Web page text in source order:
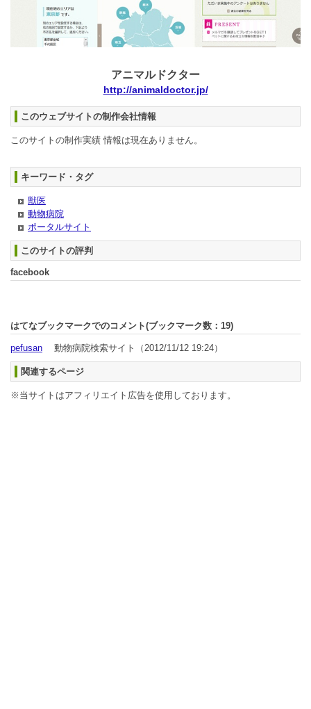
アニマルドクター
http://animaldoctor.jp/
このウェブサイトの制作会社情報
このサイトの制作実績 情報は現在ありません。
キーワード・タグ
獣医
動物病院
ポータルサイト
このサイトの評判
facebook
はてなブックマークでのコメント(ブックマーク数： 19)
pefusan 動物病院検索サイト （2012/11/12 19:24）
関連するページ
※当サイトはアフィリエイト広告を使用しております。